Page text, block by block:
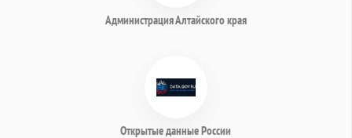
Администрация Алтайского края
Открытые данные России